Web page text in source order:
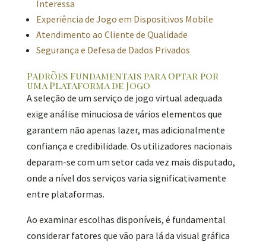
Interessa
Experiência de Jogo em Dispositivos Mobile
Atendimento ao Cliente de Qualidade
Segurança e Defesa de Dados Privados
Padrões Fundamentais para Optar por
uma Plataforma de Jogo
A seleção de um serviço de jogo virtual adequada
exige análise minuciosa de vários elementos que
garantem não apenas lazer, mas adicionalmente
confiança e credibilidade. Os utilizadores nacionais
deparam-se com um setor cada vez mais disputado,
onde a nível dos serviços varia significativamente
entre plataformas.
Ao examinar escolhas disponíveis, é fundamental
considerar fatores que vão para lá da visual gráfica